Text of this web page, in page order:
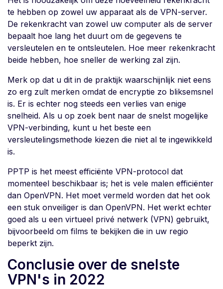
te hebben op zowel uw apparaat als de VPN-server.
De rekenkracht van zowel uw computer als de server
bepaalt hoe lang het duurt om de gegevens te
versleutelen en te ontsleutelen. Hoe meer rekenkracht
beide hebben, hoe sneller de werking zal zijn.
Merk op dat u dit in de praktijk waarschijnlijk niet eens
zo erg zult merken omdat de encryptie zo bliksemsnel
is. Er is echter nog steeds een verlies van enige
snelheid. Als u op zoek bent naar de snelst mogelijke
VPN-verbinding, kunt u het beste een
versleutelingsmethode kiezen die niet al te ingewikkeld
is.
PPTP is het meest efficiënte VPN-protocol dat
momenteel beschikbaar is; het is vele malen efficiënter
dan OpenVPN. Het moet vermeld worden dat het ook
een stuk onveiliger is dan OpenVPN. Het werkt echter
goed als u een virtueel privé netwerk (VPN) gebruikt,
bijvoorbeeld om films te bekijken die in uw regio
beperkt zijn.
Conclusie over de snelste
VPN's in 2022